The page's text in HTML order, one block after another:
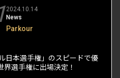
2024.10.14
News
Parkour
日本選手権」のスピードで優
選手権に出場決定！